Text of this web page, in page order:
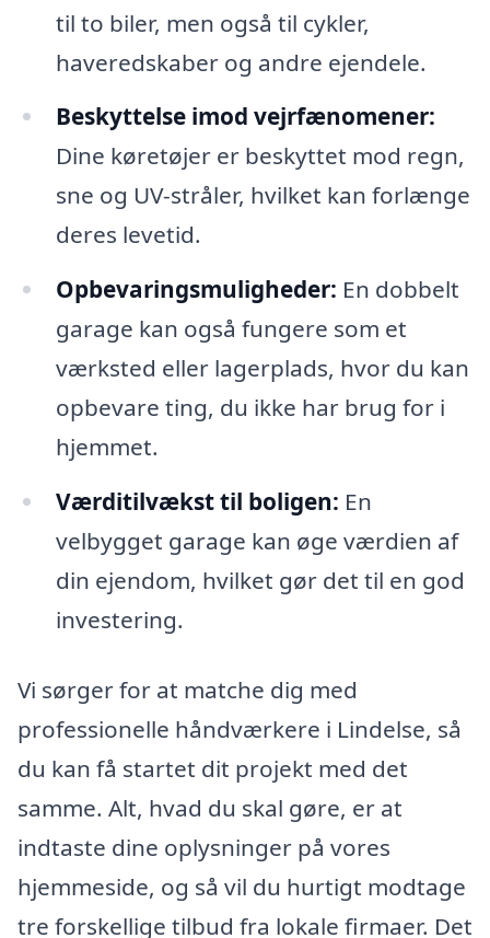
til to biler, men også til cykler,
haveredskaber og andre ejendele.
Beskyttelse imod vejrfænomener:
Dine køretøjer er beskyttet mod regn,
sne og UV-stråler, hvilket kan forlænge
deres levetid.
Opbevaringsmuligheder: En dobbelt
garage kan også fungere som et
værksted eller lagerplads, hvor du kan
opbevare ting, du ikke har brug for i
hjemmet.
Værditilvækst til boligen: En
velbygget garage kan øge værdien af
din ejendom, hvilket gør det til en god
investering.
Vi sørger for at matche dig med
professionelle håndværkere i Lindelse, så
du kan få startet dit projekt med det
samme. Alt, hvad du skal gøre, er at
indtaste dine oplysninger på vores
hjemmeside, og så vil du hurtigt modtage
tre forskellige tilbud fra lokale firmaer. Det